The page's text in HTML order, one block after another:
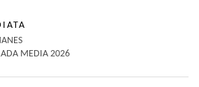
MEDIA 2026